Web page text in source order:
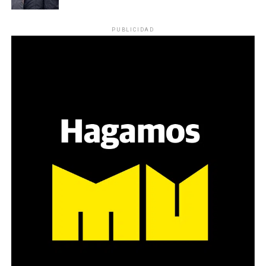
es a través del interrogante, que puedan encarnar la
pregunta», comparte Gonzalo, de 41 años.
PUBLICIDAD